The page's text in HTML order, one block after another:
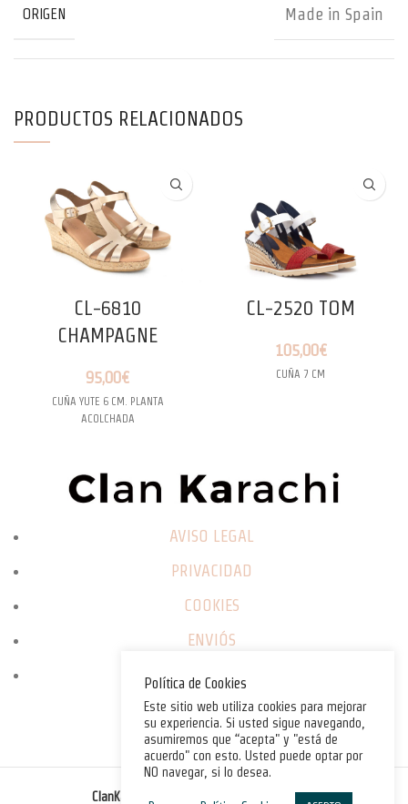
ORIGEN Made in Spain
PRODUCTOS RELACIONADOS
CL-6810
CHAMPAGNE
95,00€
CUÑA YUTE 6 CM. PLANTA
ACOLCHADA
CL-2520 TOM
105,00€
CUÑA 7 CM
AVISO LEGAL
PRIVACIDAD
COOKIES
ENVIÓS
CAMBIOS / DEVOLUCIONES
ClanKarachi.com . All rights reserved.©
Política de Cookies
Este sitio web utiliza cookies para mejorar
su experiencia. Si usted sigue navegando,
asumiremos que “acepta" y "está de
acuerdo" con esto. Usted puede optar por
NO navegar, si lo desea.